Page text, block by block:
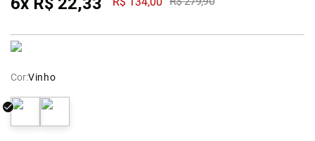
Cor:Vinho